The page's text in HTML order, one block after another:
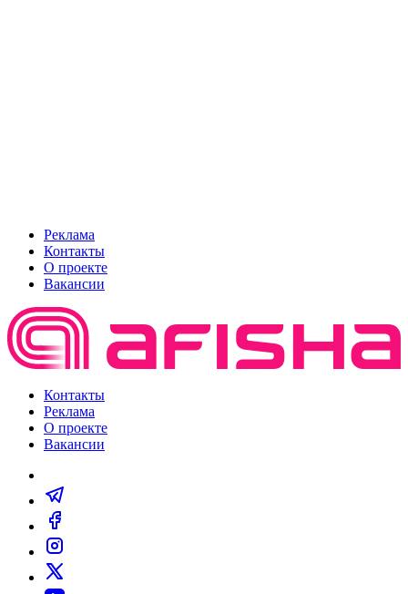
Реклама
Контакты
О проекте
Вакансии
Контакты
Реклама
О проекте
Вакансии